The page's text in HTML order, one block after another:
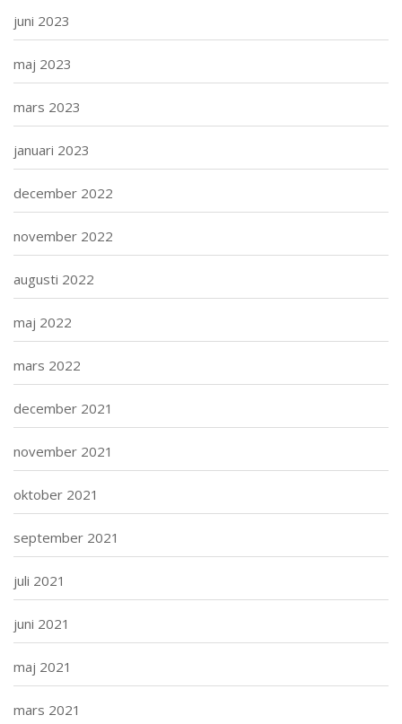
juni 2023
maj 2023
mars 2023
januari 2023
december 2022
november 2022
augusti 2022
maj 2022
mars 2022
december 2021
november 2021
oktober 2021
september 2021
juli 2021
juni 2021
maj 2021
mars 2021